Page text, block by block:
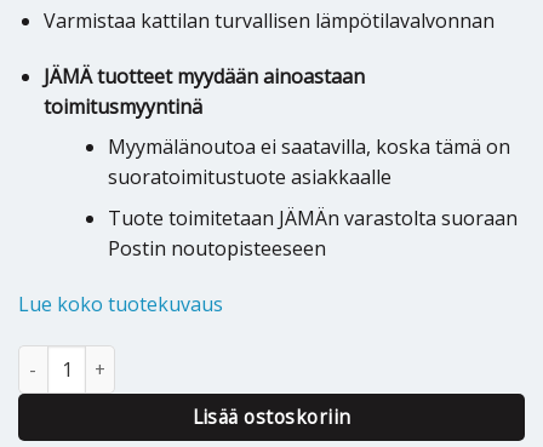
Varmistaa kattilan turvallisen lämpötilavalvonnan
JÄMÄ tuotteet myydään ainoastaan
toimitusmyyntinä
Myymälänoutoa ei saatavilla, koska tämä on
suoratoimitustuote asiakkaalle
Tuote toimitetaan JÄMÄn varastolta suoraan
Postin noutopisteeseen
Lue koko tuotekuvaus
Lämpömittari Jämä 120°C määrä
Lisää ostoskoriin